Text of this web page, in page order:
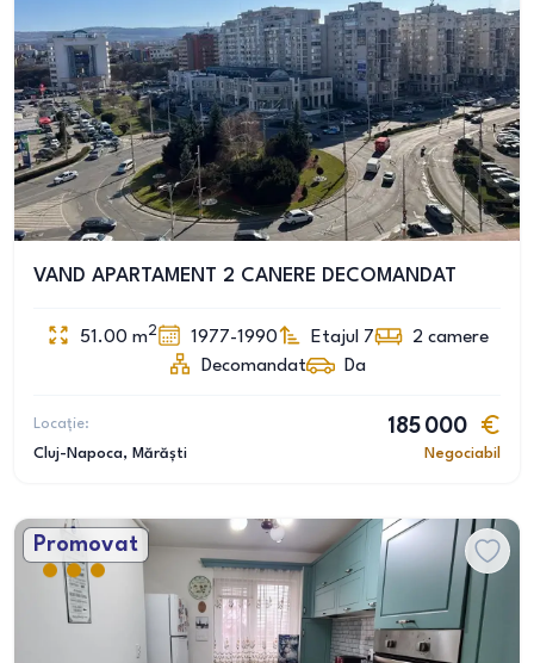
VAND APARTAMENT 2 CANERE DECOMANDAT
51.00 m2 1977-1990 Etajul 7 2 camere
Decomandat
Da
Locație:
Cluj-Napoca, Mărăști
185 000
Negociabil
Promovat